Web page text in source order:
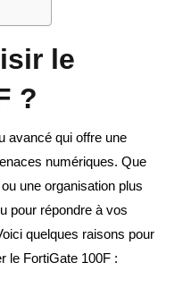
le
?
avancé qui offre une
numériques. Que
une organisation plus
pour répondre à vos
quelques raisons pour
le FortiGate 100F :